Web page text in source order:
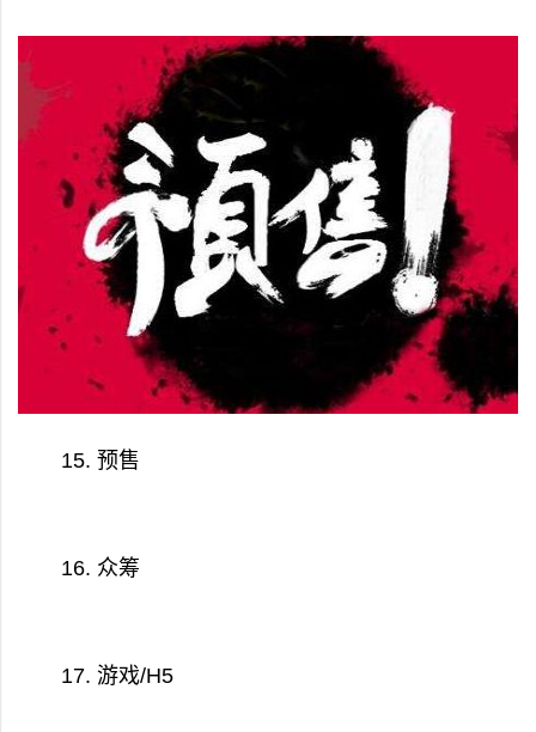
15. 预售
16. 众筹
17. 游戏/H5